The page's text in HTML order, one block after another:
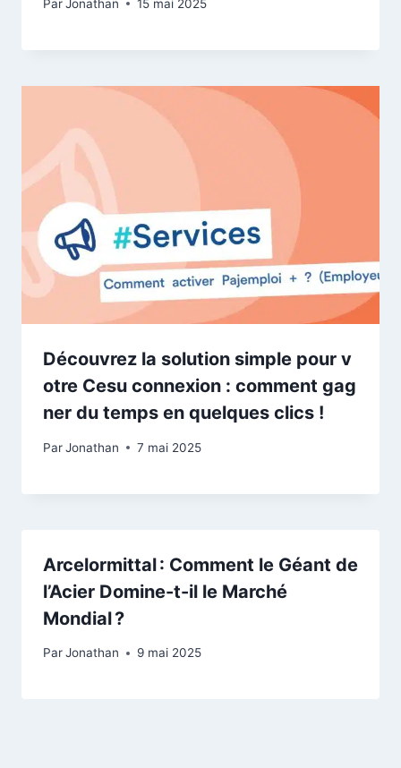
ParJonathan 15 mai 2025
Découvrez la solution simple pour v
otre Cesu connexion : comment gag
ner du temps en quelques clics !
ParJonathan 7 mai 2025
Arcelormittal : Comment le Géant de
l’Acier Domine-t-il le Marché
Mondial ?
ParJonathan 9 mai 2025